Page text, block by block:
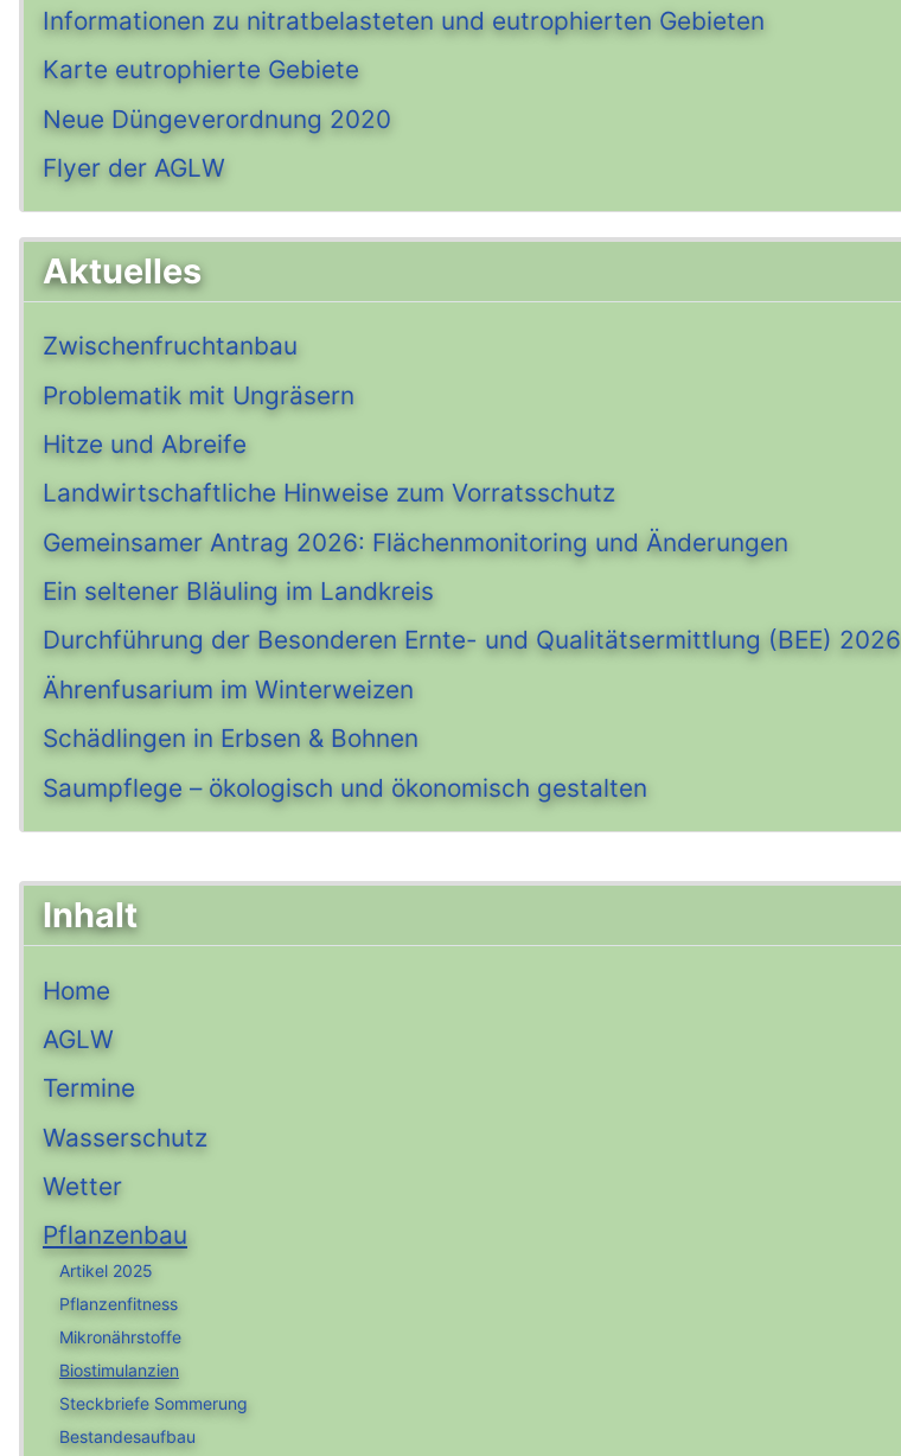
Inhalt
Home
AGLW
Termine
Wasserschutz
Wetter
Pflanzenbau
Artikel 2025
Pflanzenfitness
Mikronährstoffe
Biostimulanzien
Steckbriefe Sommerung
Bestandesaufbau
Informationen zu nitratbelasteten und eutrophierten Gebieten
Karte eutrophierte Gebiete
Neue Düngeverordnung 2020
Flyer der AGLW
Aktuelles
Zwischenfruchtanbau
Problematik mit Ungräsern
Hitze und Abreife
Landwirtschaftliche Hinweise zum Vorratsschutz
Gemeinsamer Antrag 2026: Flächenmonitoring und Änderungen
Ein seltener Bläuling im Landkreis
Durchführung der Besonderen Ernte- und Qualitätsermittlung (BEE) 2026
Ährenfusarium im Winterweizen
Schädlingen in Erbsen & Bohnen
Saumpflege – ökologisch und ökonomisch gestalten